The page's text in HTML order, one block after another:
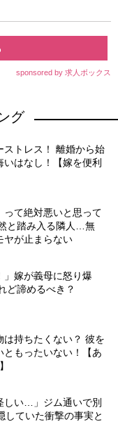
sponsored by 求人ボックス
グ
ストレス！ 離婚から始
はなし！【嫁を便利
って絶対悪いと思って
と踏み入る隣人…無
ヤが止まらない
」嫁が義母に怒り爆
ど諦めるべき？
持ちたくない？ 彼を
もったいない！【あ
しい…」ジム通いで別
していた衝撃の事実と